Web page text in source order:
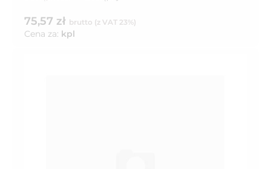
75,57 zł brutto (z VAT 23%)
Cena za: kpl